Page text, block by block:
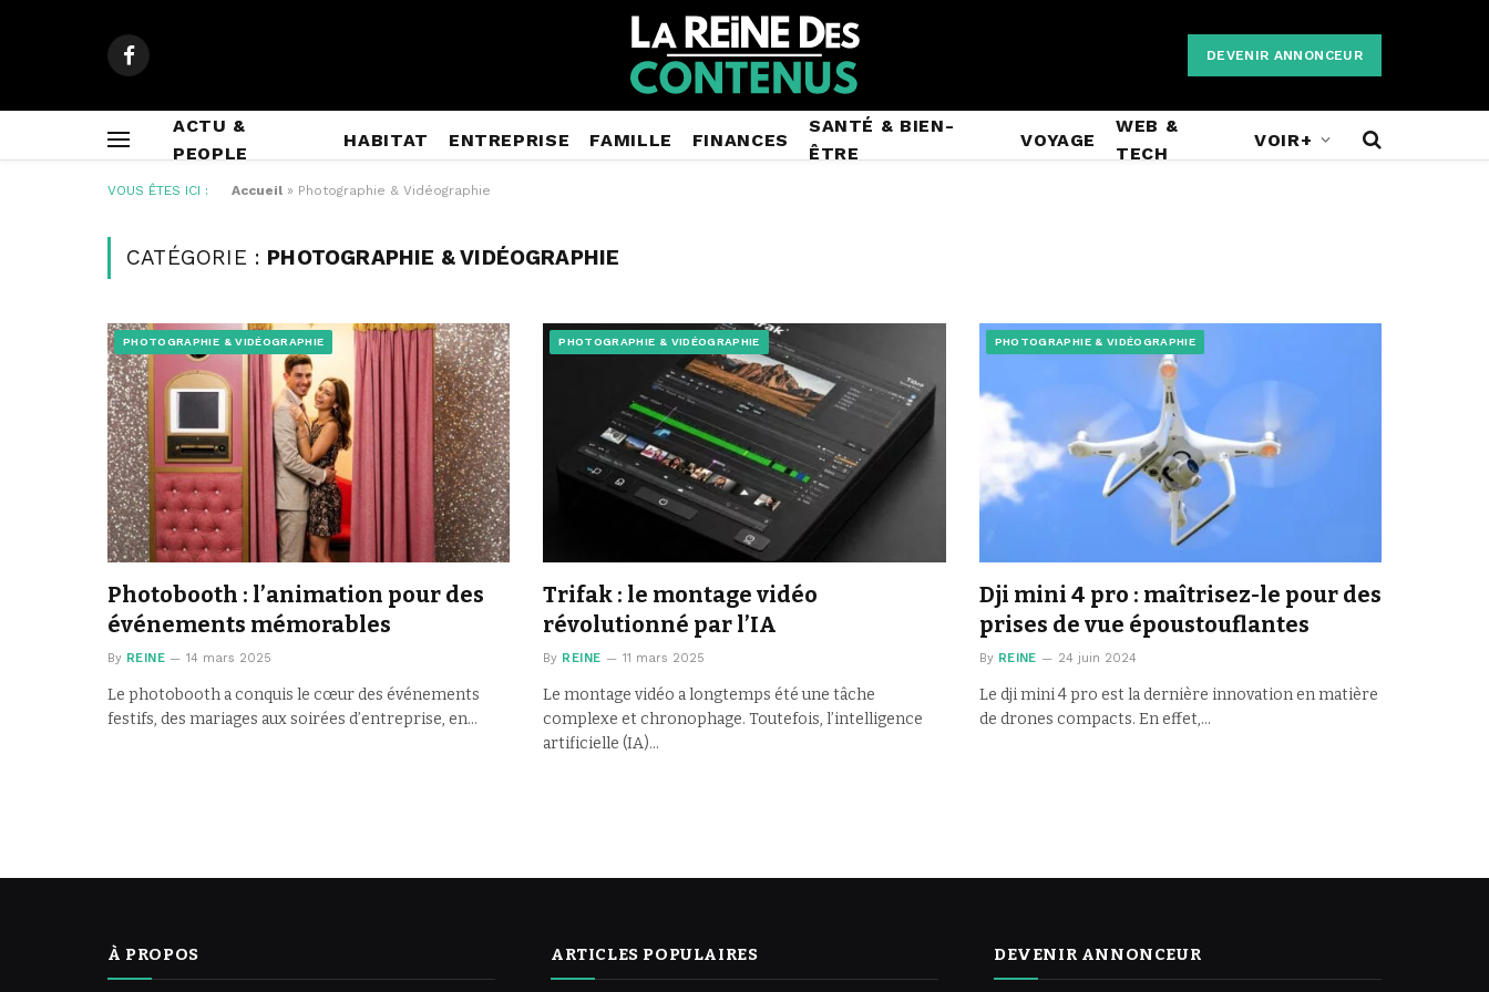
Facebook
DEVENIR ANNONCEUR
ACTU &
PEOPLE
HABITAT ENTREPRISE FAMILLE FINANCES
SANTÉ & BIEN-
ÊTRE
VOYAGE
WEB &
TECH
VOIR+
VOUS ÊTES ICI : Accueil » Photographie & Vidéographie
CATÉGORIE : PHOTOGRAPHIE & VIDÉOGRAPHIE
PHOTOGRAPHIE & VIDÉOGRAPHIE
Photobooth : l’animation pour des
événements mémorables
By REINE 14 mars 2025
Le photobooth a conquis le cœur des événements
festifs, des mariages aux soirées d’entreprise, en…
PHOTOGRAPHIE & VIDÉOGRAPHIE
Trifak : le montage vidéo
révolutionné par l’IA
By REINE 11 mars 2025
Le montage vidéo a longtemps été une tâche
complexe et chronophage. Toutefois, l’intelligence
artificielle (IA)…
PHOTOGRAPHIE & VIDÉOGRAPHIE
Dji mini 4 pro : maîtrisez-le pour des
prises de vue époustouflantes
By REINE 24 juin 2024
Le dji mini 4 pro est la dernière innovation en matière
de drones compacts. En effet,…
À PROPOS ARTICLES POPULAIRES DEVENIR ANNONCEUR